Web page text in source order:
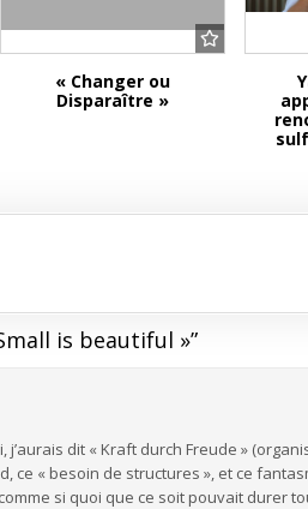
« Changer ou
Disparaître »
is beautiful »”
dit « Kraft durch Freude »
ce « besoin de structures », et ce
si quoi que ce soit pouvait durer